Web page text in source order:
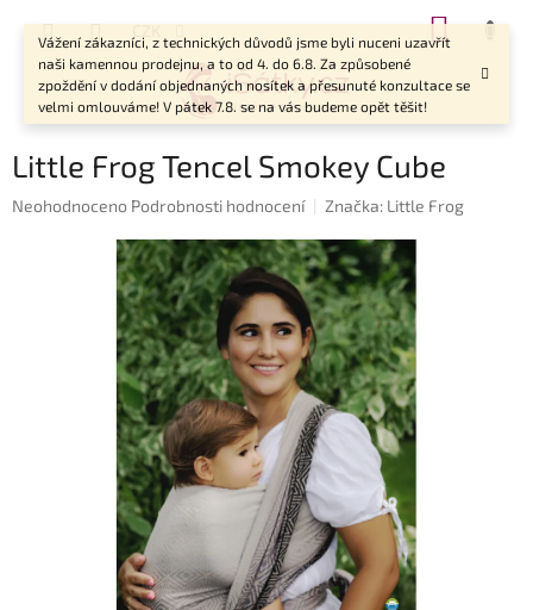
Vážení zákazníci, z technických důvodů jsme byli nuceni uzavřít
naši kamennou prodejnu, a to od 4. do 6.8. Za způsobené
zpoždění v dodání objednaných nosítek a přesunuté konzultace se
velmi omlouváme! V pátek 7.8. se na vás budeme opět těšit!
CZK
Little Frog Tencel Smokey Cube
Průměrné
Neohodnoceno Podrobnosti hodnocení Značka: Little Frog